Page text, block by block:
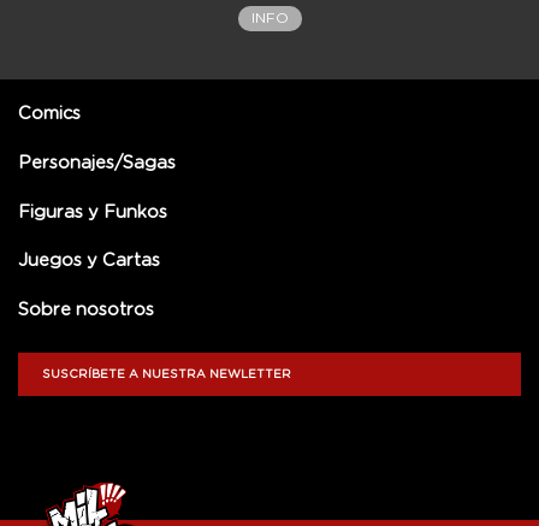
INFO
Comics
Personajes/Sagas
Figuras y Funkos
Juegos y Cartas
Sobre nosotros
SUSCRÍBETE A NUESTRA NEWLETTER